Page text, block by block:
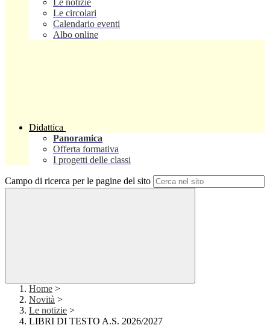
Le notizie
Le circolari
Calendario eventi
Albo online
Didattica
Panoramica
Offerta formativa
I progetti delle classi
Campo di ricerca per le pagine del sito
Home >
Novità >
Le notizie >
LIBRI DI TESTO A.S. 2026/2027